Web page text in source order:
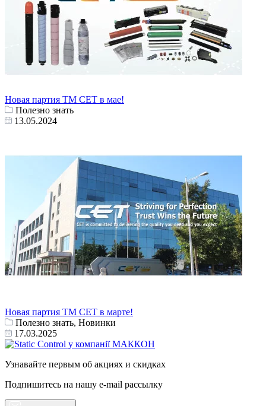
Новая партия ТМ СЕТ в мае!
Полезно знать
13.05.2024
Новая партия ТМ СЕТ в марте!
Полезно знать, Новинки
17.03.2025
Узнавайте первым об акциях и скидках
Подпишитесь на нашу e-mail рассылку